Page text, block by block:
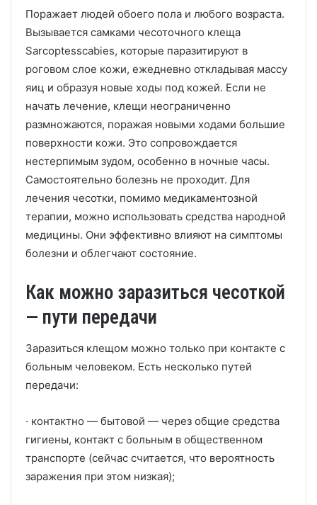
Поражает людей обоего пола и любого возраста.
Вызывается самками чесоточного клеща
Sarcoptesscabies, которые паразитируют в
роговом слое кожи, ежедневно откладывая массу
яиц и образуя новые ходы под кожей. Если не
начать лечение, клещи неограниченно
размножаются, поражая новыми ходами большие
поверхности кожи. Это сопровождается
нестерпимым зудом, особенно в ночные часы.
Самостоятельно болезнь не проходит. Для
лечения чесотки, помимо медикаментозной
терапии, можно использовать средства народной
медицины. Они эффективно влияют на симптомы
болезни и облегчают состояние.
Как можно заразиться чесоткой
— пути передачи
Заразиться клещом можно только при контакте с
больным человеком. Есть несколько путей
передачи:
· контактно — бытовой — через общие средства
гигиены, контакт с больным в общественном
транспорте (сейчас считается, что вероятность
заражения при этом низкая);